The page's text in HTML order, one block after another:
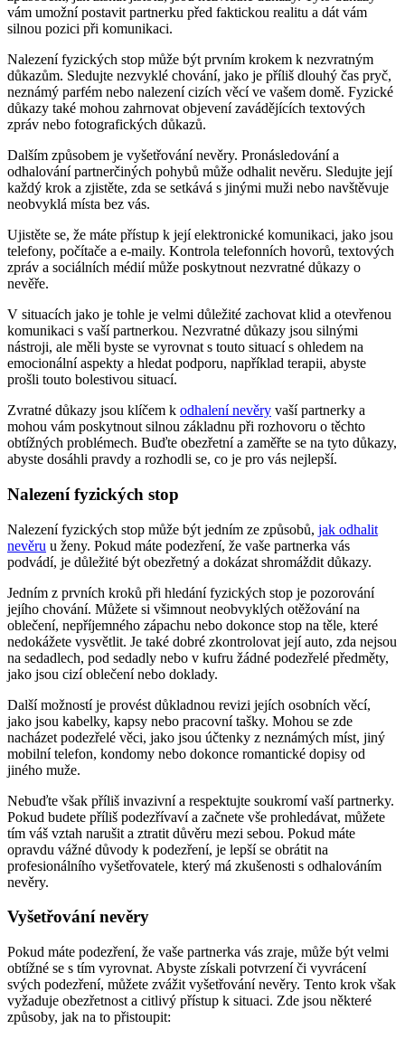
vám umožní postavit partnerku před faktickou realitu a dát vám
silnou pozici při komunikaci.
Nalezení fyzických stop může být prvním krokem k nezvratným
důkazům. Sledujte nezvyklé chování, jako je příliš dlouhý čas pryč,
neznámý parfém nebo nalezení cizích věcí ve vašem domě. Fyzické
důkazy také mohou zahrnovat objevení zavádějících textových
zpráv nebo fotografických důkazů.
Dalším způsobem je vyšetřování nevěry. Pronásledování a
odhalování partnerčiných pohybů může odhalit nevěru. Sledujte její
každý krok a zjistěte, zda se setkává s jinými muži nebo navštěvuje
neobvyklá místa bez vás.
Ujistěte se, že máte přístup k její elektronické komunikaci, jako jsou
telefony, počítače a e-maily. Kontrola telefonních hovorů, textových
zpráv a sociálních médií může poskytnout nezvratné důkazy o
nevěře.
V situacích jako je tohle je velmi důležité zachovat klid a otevřenou
komunikaci s vaší partnerkou. Nezvratné důkazy jsou silnými
nástroji, ale měli byste se vyrovnat s touto situací s ohledem na
emocionální aspekty a hledat podporu, například terapii, abyste
prošli touto bolestivou situací.
Zvratné důkazy jsou klíčem k odhalení nevěry vaší partnerky a
mohou vám poskytnout silnou základnu při rozhovoru o těchto
obtížných problémech. Buďte obezřetní a zaměřte se na tyto důkazy,
abyste dosáhli pravdy a rozhodli se, co je pro vás nejlepší.
Nalezení fyzických stop
Nalezení fyzických stop může být jedním ze způsobů, jak odhalit
nevěru u ženy. Pokud máte podezření, že vaše partnerka vás
podvádí, je důležité být obezřetný a dokázat shromáždit důkazy.
Jedním z prvních kroků při hledání fyzických stop je pozorování
jejího chování. Můžete si všimnout neobvyklých otěžování na
oblečení, nepříjemného zápachu nebo dokonce stop na těle, které
nedokážete vysvětlit. Je také dobré zkontrolovat její auto, zda nejsou
na sedadlech, pod sedadly nebo v kufru žádné podezřelé předměty,
jako jsou cizí oblečení nebo doklady.
Další možností je provést důkladnou revizi jejích osobních věcí,
jako jsou kabelky, kapsy nebo pracovní tašky. Mohou se zde
nacházet podezřelé věci, jako jsou účtenky z neznámých míst, jiný
mobilní telefon, kondomy nebo dokonce romantické dopisy od
jiného muže.
Nebuďte však příliš invazivní a respektujte soukromí vaší partnerky.
Pokud budete příliš podezřívaví a začnete vše prohledávat, můžete
tím váš vztah narušit a ztratit důvěru mezi sebou. Pokud máte
opravdu vážné důvody k podezření, je lepší se obrátit na
profesionálního vyšetřovatele, který má zkušenosti s odhalováním
nevěry.
Vyšetřování nevěry
Pokud máte podezření, že vaše partnerka vás zraje, může být velmi
obtížné se s tím vyrovnat. Abyste získali potvrzení či vyvrácení
svých podezření, můžete zvážit vyšetřování nevěry. Tento krok však
vyžaduje obezřetnost a citlivý přístup k situaci. Zde jsou některé
způsoby, jak na to přistoupit: